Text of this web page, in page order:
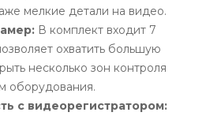
мелкие детали на видео.
В комплект входит 7
охватить большую
несколько зон контроля
оборудования.
с видеорегистратором: